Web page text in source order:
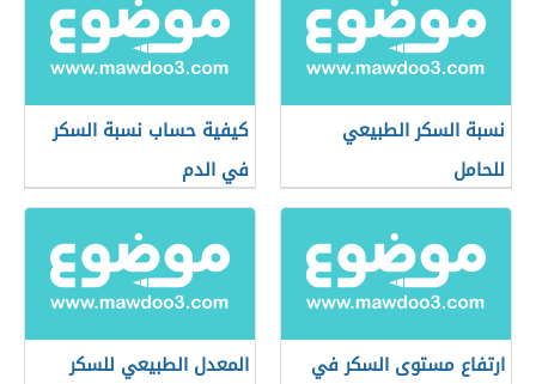
نسبة السكر الطبيعي
للحامل
كيفية حساب نسبة السكر
في الدم
ارتفاع مستوى السكر في
المعدل الطبيعي للسكر